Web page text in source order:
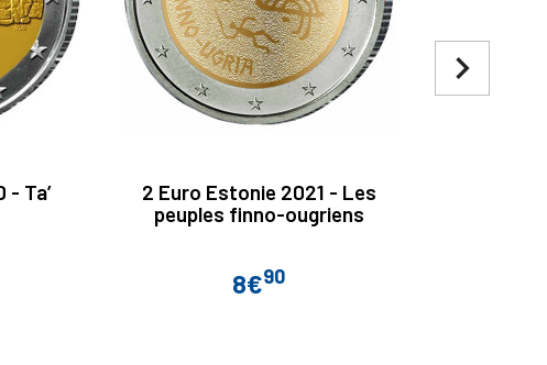
Ta’
2 Euro Estonie 2021 - Les
peuples finno-ougriens
Prix
8€90
navigate_next